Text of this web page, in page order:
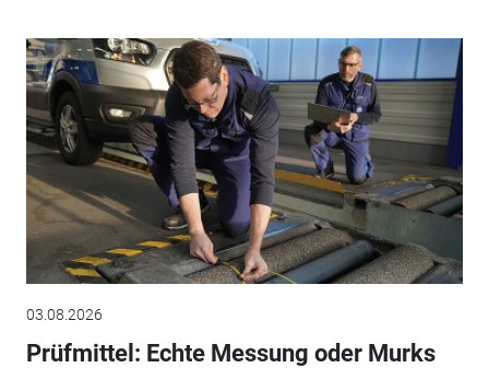
03.08.2026
Prüfmittel: Echte Messung oder Murks